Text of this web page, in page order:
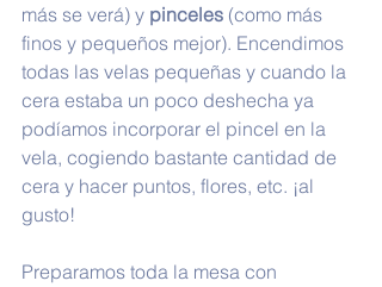
más se verá) y pinceles (como más
finos y pequeños mejor). Encendimos
todas las velas pequeñas y cuando la
cera estaba un poco deshecha ya
podíamos incorporar el pincel en la
vela, cogiendo bastante cantidad de
cera y hacer puntos, flores, etc. ¡al
gusto!
Preparamos toda la mesa con